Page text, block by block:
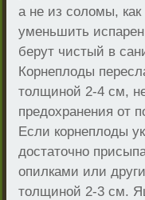
а не из соломы,
уменьшить
берут чистый в
Корнеплоды
толщиной 2-4 см,
предохранения от
Если корнеплоды
достаточно
опилками или
толщиной 2-3 см.